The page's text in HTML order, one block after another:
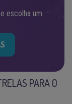
escolha um
PARA O